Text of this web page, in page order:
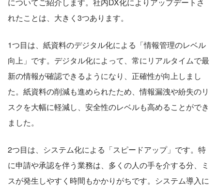
れたことは、大きく3つあります。
1つ目は、紙資料のデジタル化による「情報管理のレベル
向上」です。デジタル化によって、常にリアルタイムで最
新の情報が確認できるようになり、正確性が向上しまし
た。紙資料の削減も進められたため、情報漏洩や紛失のリ
スクを大幅に軽減し、安全性のレベルも高めることができ
ました。
2つ目は、システム化による「スピードアップ」です。特
に申請や承認を伴う業務は、多くの人の手を介する分、ミ
スが発生しやすく時間もかかりがちです。システム導入に